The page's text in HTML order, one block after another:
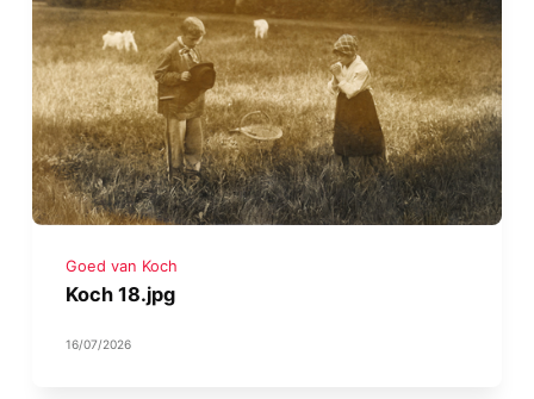
Goed van Koch
Koch 18.jpg
16/07/2026